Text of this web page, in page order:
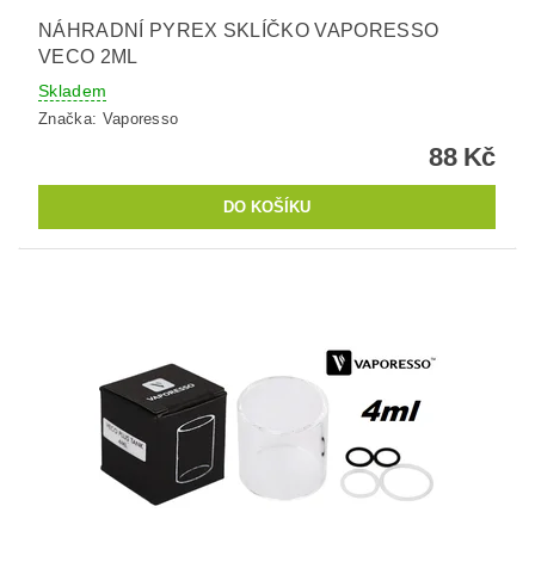
NÁHRADNÍ PYREX SKLÍČKO VAPORESSO
VECO 2ML
Skladem
Značka: Vaporesso
88 Kč